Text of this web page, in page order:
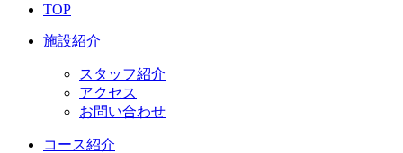
TOP
施設紹介
スタッフ紹介
アクセス
お問い合わせ
コース紹介